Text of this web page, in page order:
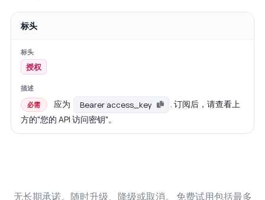
标头
授权
必需 应为 Bearer access_key
. 订阅后，请查看上
方的"您的 API 访问密钥"。
无长期承诺。随时升级、降级或取消。 免费试用包括最多